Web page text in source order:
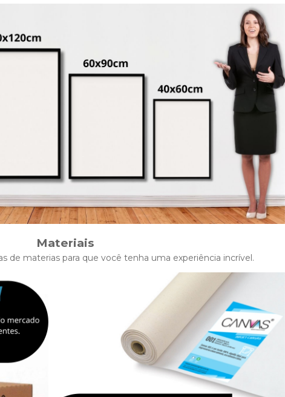
Materiais
de materias para que você tenha uma experiência incrível.